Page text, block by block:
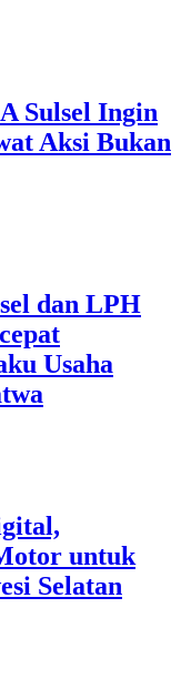
Sulsel Ingin
Aksi Bukan
dan LPH
Usaha
untuk
Selatan